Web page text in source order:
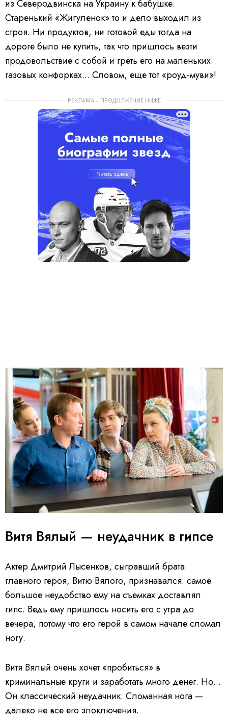
из Северодвинска на Украину к бабушке.
Старенький «Жигуленок» то и дело выходил из
строя. Ни продуктов, ни готовой еды тогда на
дороге было не купить, так что пришлось везти
продовольствие с собой и греть его на маленьких
газовых конфорках... Словом, еще тот «роуд-муви»!
РЕКЛАМА – ПРОДОЛЖЕНИЕ НИЖЕ
Витя Вялый — неудачник в гипсе
Актер Дмитрий Лысенков, сыгравший брата
главного героя, Витю Вялого, признавался: самое
большое неудобство ему на съемках доставлял
гипс. Ведь ему пришлось носить его с утра до
вечера, потому что его герой в самом начале сломал
ногу.
Витя Вялый очень хочет «пробиться» в
криминальные круги и заработать много денег. Но...
Он классический неудачник. Сломанная нога —
далеко не все его злоключения.